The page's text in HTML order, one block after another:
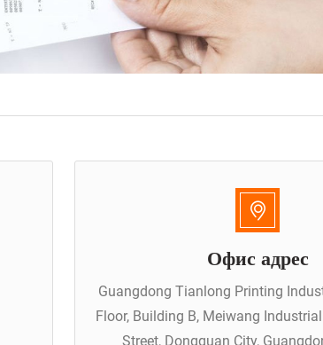
Офис адрес
Guangdong Tianlong Printing
Floor, Building B, Meiwang
Street, Dongguan City,